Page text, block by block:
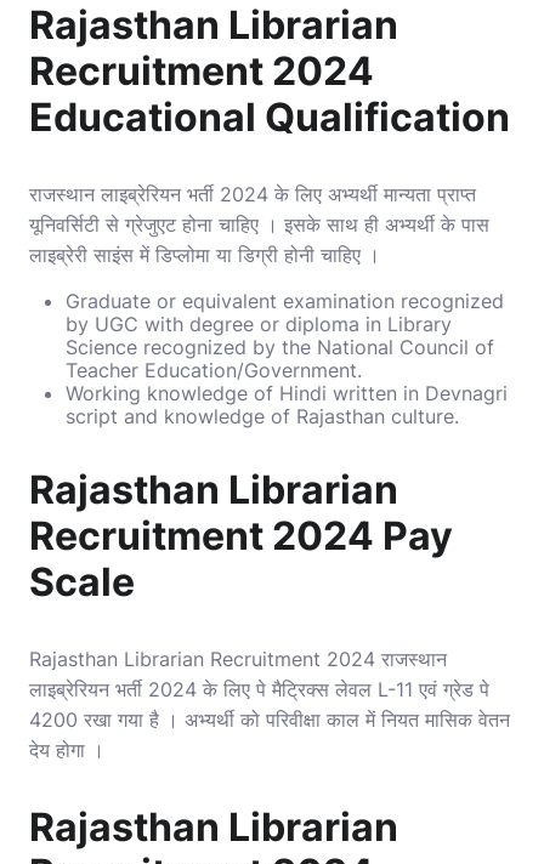
Rajasthan Librarian
Recruitment 2024
Educational Qualification
राजस्थान लाइब्रेरियन भर्ती 2024 के लिए अभ्यर्थी मान्यता प्राप्त
यूनिवर्सिटी से ग्रेजुएट होना चाहिए । इसके साथ ही अभ्यर्थी के पास
लाइब्रेरी साइंस में डिप्लोमा या डिग्री होनी चाहिए ।
Graduate or equivalent examination recognized
by UGC with degree or diploma in Library
Science recognized by the National Council of
Teacher Education/Government.
Working knowledge of Hindi written in Devnagri
script and knowledge of Rajasthan culture.
Rajasthan Librarian
Recruitment 2024 Pay
Scale
Rajasthan Librarian Recruitment 2024 राजस्थान
लाइब्रेरियन भर्ती 2024 के लिए पे मैट्रिक्स लेवल L-11 एवं ग्रेड पे
4200 रखा गया है । अभ्यर्थी को परिवीक्षा काल में नियत मासिक वेतन
देय होगा ।
Rajasthan Librarian